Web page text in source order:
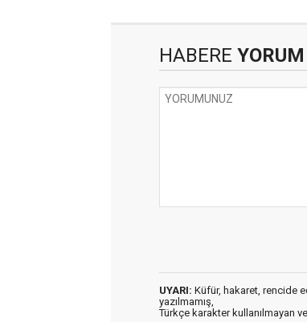
HABERE
UYARI: Küfür, hakaret, rencide
yazılmamış,
Türkçe karakter kullanılmayan